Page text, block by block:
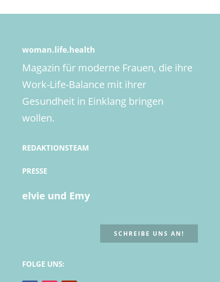
woman.life.health
Magazin für moderne Frauen, die ihre
Work-Life-Balance mit ihrer
Gesundheit in Einklang bringen
wollen.
REDAKTIONSTEAM
PRESSE
elvie und Emy
SCHREIBE UNS AN!
FOLGE UNS: